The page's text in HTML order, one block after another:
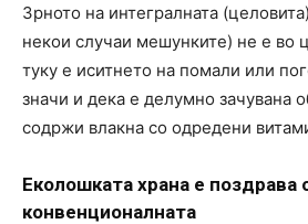
Зрното на интегралната
некои случаи мешунките) не е во
туку е иситнето на помали или
значи и дека е делумно зачувана
содржи влакна со одредени
Еколошката храна е поздрава
конвенционалната